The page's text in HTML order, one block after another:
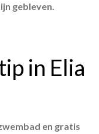
gebleven.
in Elia
en gratis